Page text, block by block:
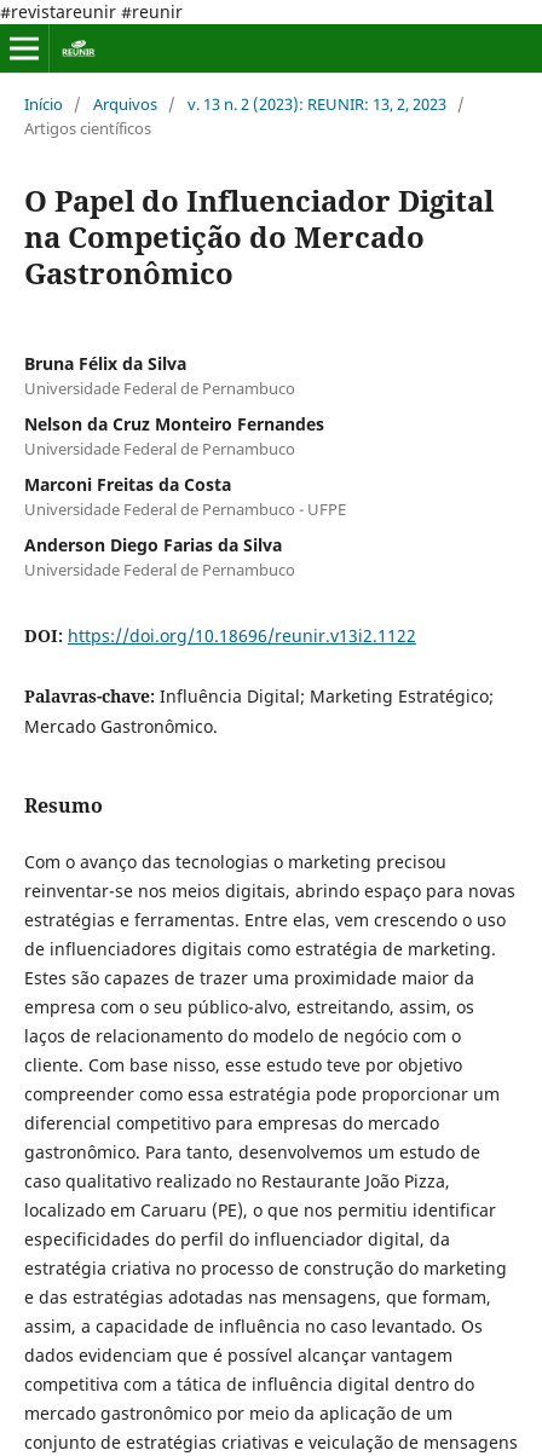
#revistareunir #reunir
Início / Arquivos / v. 13 n. 2 (2023): REUNIR: 13, 2, 2023 /
Artigos científicos
O Papel do Influenciador Digital
na Competição do Mercado
Gastronômico
Bruna Félix da Silva
Universidade Federal de Pernambuco
Nelson da Cruz Monteiro Fernandes
Universidade Federal de Pernambuco
Marconi Freitas da Costa
Universidade Federal de Pernambuco - UFPE
Anderson Diego Farias da Silva
Universidade Federal de Pernambuco
DOI: https://doi.org/10.18696/reunir.v13i2.1122
Palavras-chave: Influência Digital; Marketing Estratégico;
Mercado Gastronômico.
Resumo
Com o avanço das tecnologias o marketing precisou
reinventar-se nos meios digitais, abrindo espaço para novas
estratégias e ferramentas. Entre elas, vem crescendo o uso
de influenciadores digitais como estratégia de marketing.
Estes são capazes de trazer uma proximidade maior da
empresa com o seu público-alvo, estreitando, assim, os
laços de relacionamento do modelo de negócio com o
cliente. Com base nisso, esse estudo teve por objetivo
compreender como essa estratégia pode proporcionar um
diferencial competitivo para empresas do mercado
gastronômico. Para tanto, desenvolvemos um estudo de
caso qualitativo realizado no Restaurante João Pizza,
localizado em Caruaru (PE), o que nos permitiu identificar
especificidades do perfil do influenciador digital, da
estratégia criativa no processo de construção do marketing
e das estratégias adotadas nas mensagens, que formam,
assim, a capacidade de influência no caso levantado. Os
dados evidenciam que é possível alcançar vantagem
competitiva com a tática de influência digital dentro do
mercado gastronômico por meio da aplicação de um
conjunto de estratégias criativas e veiculação de mensagens